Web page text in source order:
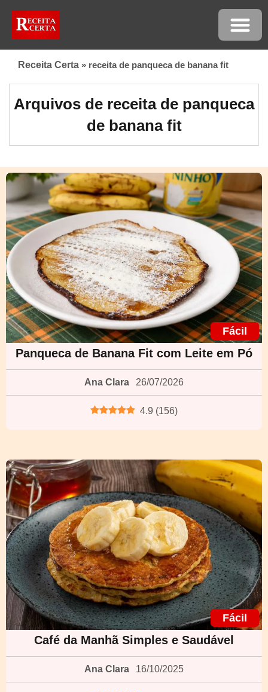
Receita Certa » receita de panqueca de banana fit
Arquivos de receita de panqueca
de banana fit
Fácil
Panqueca de Banana Fit com Leite em Pó
Ana Clara 26/07/2026
4.9 (156)
Fácil
Café da Manhã Simples e Saudável
Ana Clara 16/10/2025